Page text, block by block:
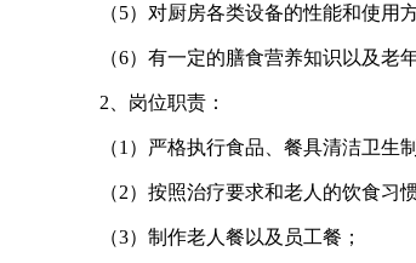
（5）对厨房各类设备的性能和使用
（6）有一定的膳食营养知识以及老
2、岗位职责：
（1）严格执行食品、餐具清洁卫生
（2）按照治疗要求和老人的饮食习
（3）制作老人餐以及员工餐；